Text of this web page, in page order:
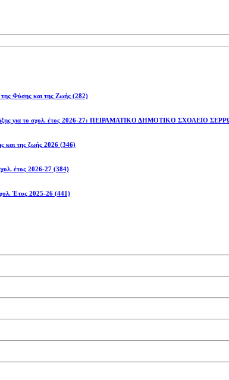
Φύσης και της Ζωής (282)
Α τάξης για το σχολ. έτος 2026-27: ΠΕΙΡΑΜΑΤΙΚΟ ΔΗΜΟΤΙΚΟ
και της ζωής 2026 (346)
έτος 2026-27 (384)
Έτος 2025-26 (441)